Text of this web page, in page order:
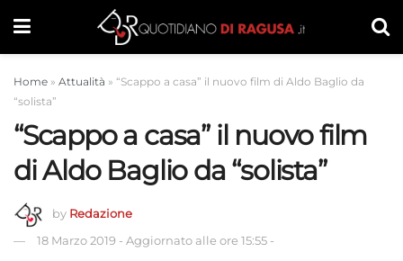
Home » Attualità » “Scappo a casa” il nuovo film di Aldo Baglio da
“solista”
“Scappo a casa” il nuovo film
di Aldo Baglio da “solista”
by Redazione
18 Marzo 2019 - Aggiornato alle ore 15:55 -